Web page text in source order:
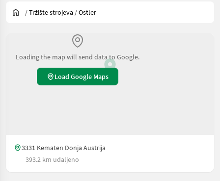
/Tržište strojeva /Ostler
Loading the map will send data to Google.
Load Google Maps
3331 Kematen Donja Austrija
393.2 km udaljeno